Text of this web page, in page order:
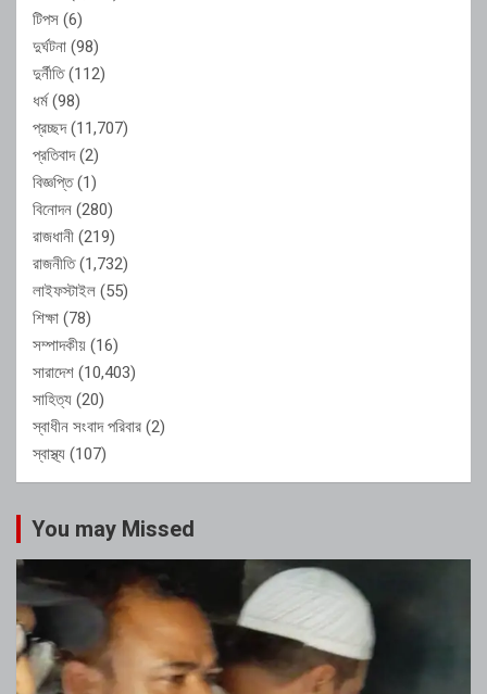
টিপস (6)
দুর্ঘটনা (98)
দুর্নীতি(112)
ধর্ম(98)
প্রচ্ছদ(11,707)
প্রতিবাদ(2)
বিজ্ঞপ্তি(1)
বিনোদন (280)
রাজধানী (219)
রাজনীতি(1,732)
লাইফস্টাইল (55)
শিক্ষা (78)
সম্পাদকীয় (16)
সারাদেশ (10,403)
সাহিত্য (20)
স্বাধীন সংবাদ পরিবার (2)
স্বাস্থ্য (107)
You may Missed